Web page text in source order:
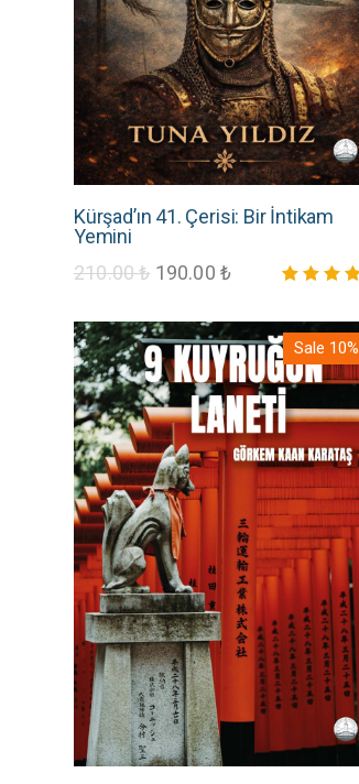
Kürşad’ın 41. Çerisi: Bir İntikam
Yemini
210.00₺ 190.00 ₺
oy aldı
Sale 10%